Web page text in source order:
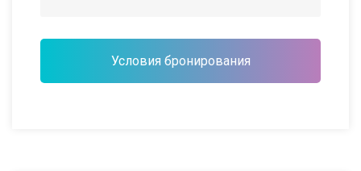
Условия бронирования